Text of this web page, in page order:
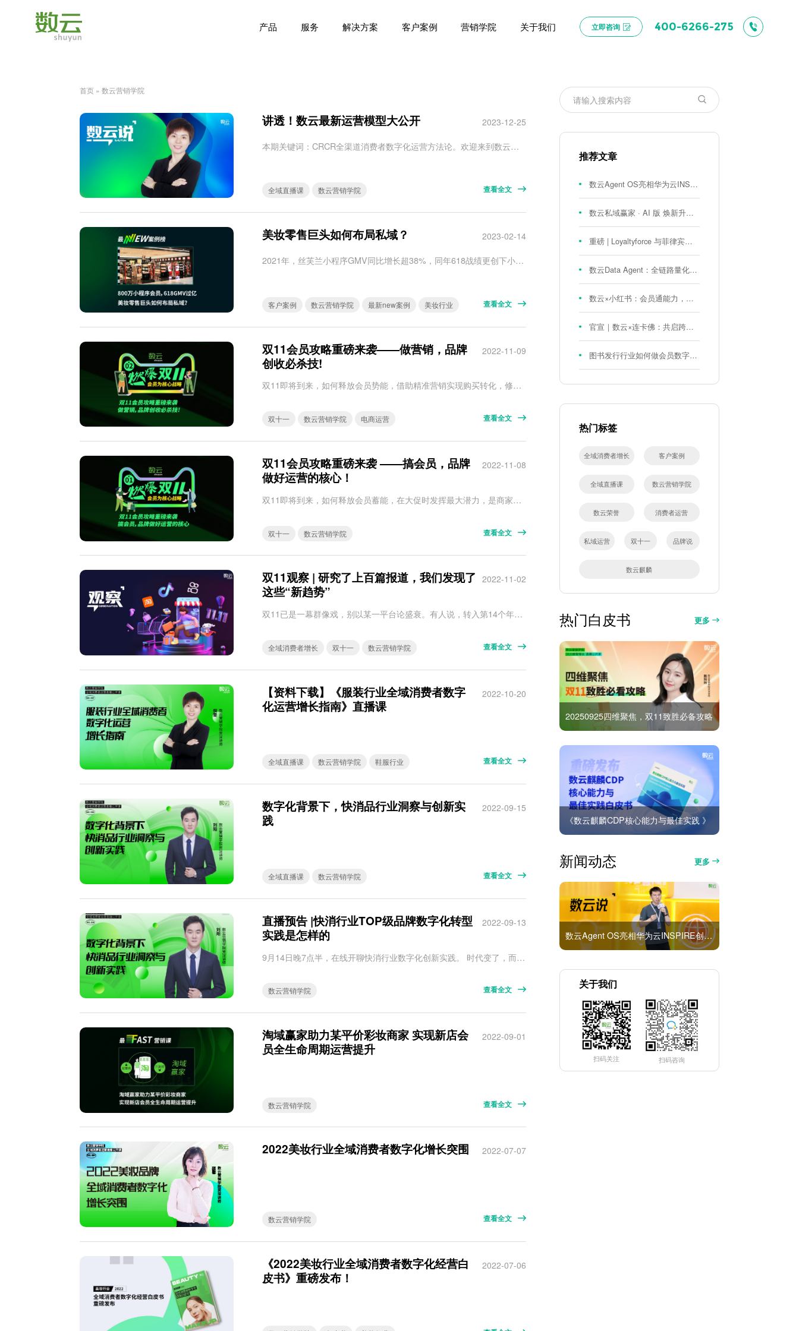
产品 服务 解决方案 客户案例 营销学院 关于我们 立即咨询 400-6266-275
首页 »数云营销学院
讲透！数云最新运营模型大公开 2023-12-25
本期关键词：CRCR全渠道消费者数字化运营方法论。欢迎来到数云营销学院2023全渠道消费者运营直播公开课第六期。本期直播课和数云新近宣发的白皮书联动啦，这次，我们邀请到了白皮书主笔人——数云思源的倪雯老师，展开讲讲：机会丨在新的经济周期下，品牌及零售企业还有哪些新的商机和增长机会点？ 策略丨什么是CRCR全渠道消费者数字化运营方法论？它如何助力品牌获得从LTV到GMV的确定性增长？ 实践丨在头部先…
全域直播课 数云营销学院 查看全文
美妆零售巨头如何布局私域？ 2023-02-14
2021年，丝芙兰小程序GMV同比增长超38%，同年618战绩更创下小程序GMV过亿的新纪录，同比增长超 60%。 [video width="640" height="368" mp4="http://shuyun.com/wp-content/uploads/2023/02/2023031506021474.mp4"][/video]
客户案例 数云营销学院 最新new案例 美妆行业 查看全文
双11会员攻略重磅来袭——做营销，品牌
创收必杀技!
2022-11-09
双11即将到来，如何释放会员势能，借助精准营销实现购买转化，修炼品牌创收“必杀技”？ 关键动作一：人群精细化分层 营销，是企业必须要做的一件事。 在数仔看来，营销不是不计成本的通投，而是精准化的人群营销。精准营销的前提，就是人群的精细化分层。 数云数据赢家的人群工坊、人群营销提供数十种划分人群维度及人群组合计算方式，帮助品牌实现营销对象的精细化分层。 其中，订单查询的【汇总指标】为数据赢家一大特有…
双十一 数云营销学院 电商运营 查看全文
双11会员攻略重磅来袭 ——搞会员，品牌
做好运营的核心！
2022-11-08
双11即将到来，如何释放会员蓄能，在大促时发挥最大潜力，是商家在这个时间点最关注的问题。 如何赢！如何更好以“会员经营”策略，制胜双11！数云陪着你。 第一期，我们带大家了解为何要“搞会员”？ 随着2021年《个保法》出台，各平台运营重心有了明显的调整。这些调整和变化，都决定了品牌会员成为运营的核心。 会员拥有着合法的运营身份、丰富的权益体验，更有助于品牌的跨平台打通&全渠道运营。 关键动…
双十一 数云营销学院 查看全文
双11观察 | 研究了上百篇报道，我们发现了
这些“新趋势”
2022-11-02
双11已是一幕群像戏，别以某一平台论盛衰。有人说，转入第14个年头的双11已步入“中年”。但说中年危机？言之尚早。对消费者来说，过了十多年双11，确实越过越没底：周期越来越长，规则越来越复杂，羊毛越薅越少……随着参与的平台越来越多，做攻略的精力也越发分散。“现在全年都在过节，又何必非在双11买买买？” 但就像对春晚的矛盾心理，纵使关于双11的质疑声铺天盖地，消费者对双11的关注度和出手率仍居高不下…
全域消费者增长 双十一 数云营销学院 查看全文
【资料下载】《服装行业全域消费者数字
化运营增长指南》直播课
2022-10-20
全域直播课 数云营销学院 鞋服行业 查看全文
数字化背景下，快消品行业洞察与创新实
践
2022-09-15
全域直播课 数云营销学院 查看全文
直播预告 |快消行业TOP级品牌数字化转型
实践是怎样的
2022-09-13
9月14日晚7点半，在线开聊快消行业数字化创新实践。 时代变了，而机会藏在变化里。 快消品行业的交易环境正蓬勃发展。从电商到移动电商的演进，从移动支付普及，到微博、微信、小红书、抖音等社 交媒体兴起……时代的后浪推着前浪，正一步步拉近品牌与消费者的距离，改变双方的连接方式。 新的连接方式引发了新的机会，快消品行业品牌格局出现机遇与挑战。传统强势品牌进一步实现升级，元气森林、三顿半、王饱饱等后来…
数云营销学院 查看全文
淘域赢家助力某平价彩妆商家 实现新店会
员全生命周期运营提升
2022-09-01
数云营销学院 查看全文
2022美妆行业全域消费者数字化增长突围 2022-07-07
数云营销学院 查看全文
《2022美妆行业全域消费者数字化经营白
皮书》重磅发布！
2022-07-06
推荐文章
数云Agent OS亮相华为云INSPIRE创想者大会：以AI重构消费者运营与零售营销新范式
数云私域赢家 · AI 版 焕新升级！
重磅 | Loyaltyforce 与菲律宾零售巨头 SM 集团达成战略合作，携手开启 SMAC 会员数智化运营新征程
数云Data Agent：全链路量化评测体系，炼就零售数据分析精准力
数云×小红书：会员通能力，重磅发布！
官宣｜数云×连卡佛：共启跨境会员运营新征程，重塑消费联结新体验
图书发行行业如何做会员数字化?河南新华书店给打了个样！
热门标签
全域消费者增长 客户案例
全域直播课 数云营销学院
数云荣誉 消费者运营
私域运营 双十一 品牌说
数云麒麟
热门白皮书 更多
20250925四维聚焦，双11致胜必备攻略
《数云麒麟CDP核心能力与最佳实践 》
新闻动态 更多
数云Agent OS亮相华为云INSPIRE创想者大会：以AI重构消费者运营与零售营销新范式
关于我们
扫码关注 扫码咨询